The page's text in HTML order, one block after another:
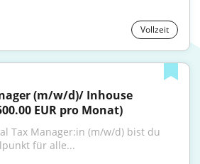
Vollzeit
(m/w/d)/ Inhouse
EUR pro Monat)
Tax Manager:in (m/w/d) bist du
für alle...